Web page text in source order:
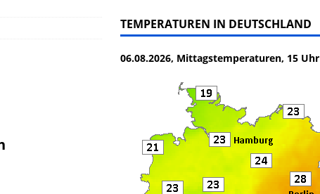
TEMPERATUREN IN DEUTSCHLAND
06.08.2026, Mittagstemperaturen, 15 Uhr